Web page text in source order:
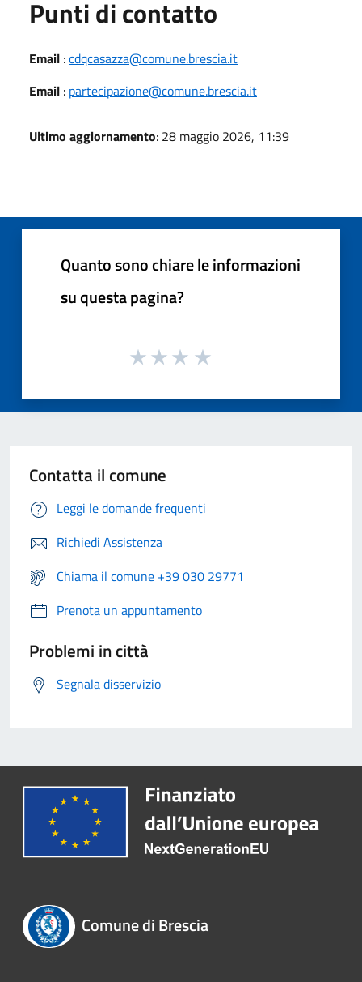
Punti di contatto
Email :cdqcasazza@comune.brescia.it
Email : partecipazione@comune.brescia.it
Ultimo aggiornamento: 28 maggio 2026, 11:39
Quanto sono chiare le informazioni
su questa pagina?
Contatta il comune
Leggi le domande frequenti
Richiedi Assistenza
Chiama il comune +39 030 29771
Prenota un appuntamento
Problemi in città
Segnala disservizio
Comune di Brescia